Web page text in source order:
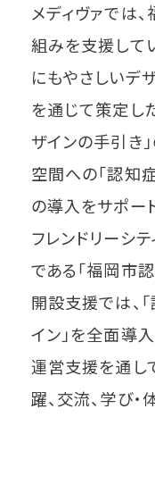
メディヴァでは
組みを支援して
にもやさしいデ
を通じて策定し
ザインの手引き
空間への「認知
の導入をサポー
フレンドリーシ
である「福岡市
開設支援では、
イン」を全面導
運営支援を通し
躍、交流、学び・